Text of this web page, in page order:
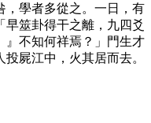
，學者多從之。一日，有
早筮卦得干之離，九四爻
』不知何祥焉？」門生才
屍江中，火其居而去。